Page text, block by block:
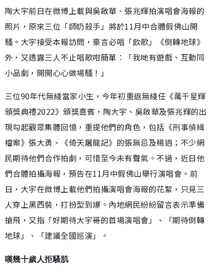
陶大宇前日在微博上載與吳啟華、張兆輝拍演唱會海報的
照片，原來三位「師奶殺手」將於11月中合體假佛山開
騷。大宇接受本報訪問，豪言必唱「飲歌」《倒轉地球》
外，又透露三人不止唱歌咁簡單︰「我哋有遊戲、互動同
小品劇，開開心心做場騷！」
三位90年代無綫當家小生，今年初重返無綫任《萬千星輝
頒獎典禮2022》頒獎嘉賓，陶大宇、吳啟華及張兆輝的出
現勾起觀眾集體回憶，重提他們的角色，包括《刑事偵緝
檔案》張大勇、《倚天屠龍記》的張無忌及楊逍；不少網
民期待他們合作拍劇，可惜至今未有聲氣。不過，近日他
們合體拍攝海報，預告在11月中假佛山舉行演唱會。前
日，大宇在微博上載他們拍攝演唱會海報的花絮，只見三
人穿上黑西裝，打扮型到爆。內地網民紛紛留言表示準備
搶飛，又指「好期待大宇哥的首場演唱會」、「期待倒轉
地球」、「建議全國巡演」。
嘆幾十歲人拒騷肌